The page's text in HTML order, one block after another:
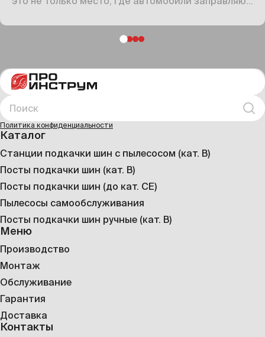
Поиск
Политика конфиденциальности
Каталог
Станции подкачки шин с пылесосом (кат. B)
Посты подкачки шин (кат. B)
Посты подкачки шин (до кат. CE)
Пылесосы самообслуживания
Посты подкачки шин ручные (кат. B)
Меню
Производство
Монтаж
Обслуживание
Гарантия
Доставка
Контакты